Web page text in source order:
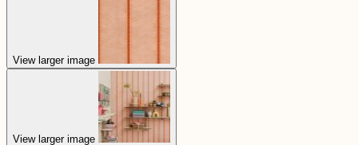
View larger image
View larger image